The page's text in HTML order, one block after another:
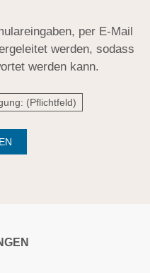
per E-Mail
werden, sodass
werden kann.
(Pflichtfeld)